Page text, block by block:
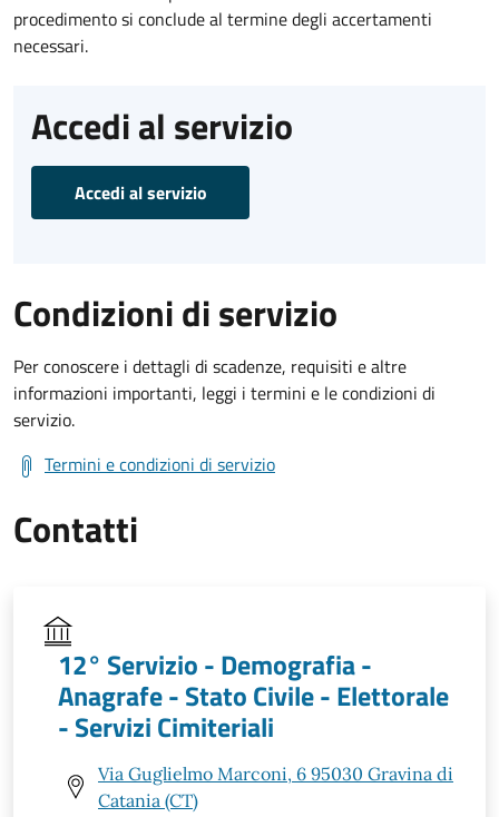
procedimento si conclude al termine degli accertamenti
necessari.
Accedi al servizio
Accedi al servizio
Condizioni di servizio
Per conoscere i dettagli di scadenze, requisiti e altre
informazioni importanti, leggi i termini e le condizioni di
servizio.
Termini e condizioni di servizio
Contatti
12° Servizio - Demografia -
Anagrafe - Stato Civile - Elettorale
- Servizi Cimiteriali
Via Guglielmo Marconi, 6 95030 Gravina di
Catania (CT)